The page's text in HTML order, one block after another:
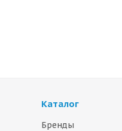
Каталог
Бренды